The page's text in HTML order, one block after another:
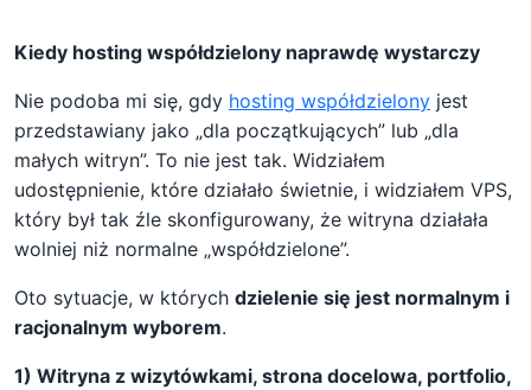
Kiedy hosting współdzielony naprawdę wystarczy
Nie podoba mi się, gdy hosting współdzielony jest
przedstawiany jako „dla początkujących” lub „dla
małych witryn”. To nie jest tak. Widziałem
udostępnienie, które działało świetnie, i widziałem VPS,
który był tak źle skonfigurowany, że witryna działała
wolniej niż normalne „współdzielone”.
Oto sytuacje, w których dzielenie się jest normalnym i
racjonalnym wyborem.
1) Witryna z wizytówkami, strona docelowa, portfolio,